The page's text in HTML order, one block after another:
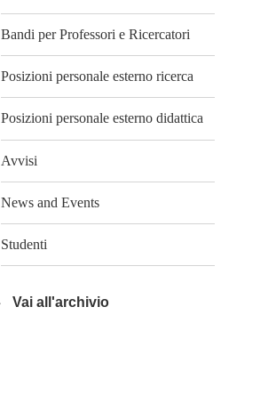
Bandi per Professori e Ricercatori
Posizioni personale esterno ricerca
Posizioni personale esterno didattica
Avvisi
News and Events
Studenti
Vai all'archivio